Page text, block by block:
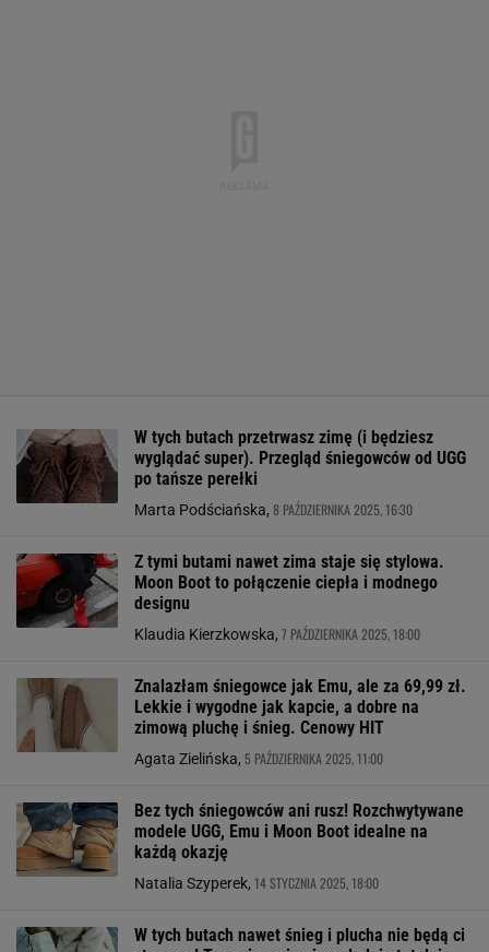
W tych butach przetrwasz zimę (i będziesz
wyglądać super). Przegląd śniegowców od UGG
po tańsze perełki
Marta Podściańska, 8 PAŹDZIERNIKA 2025, 16:30
Z tymi butami nawet zima staje się stylowa.
Moon Boot to połączenie ciepła i modnego
designu
Klaudia Kierzkowska, 7 PAŹDZIERNIKA 2025, 18:00
Znalazłam śniegowce jak Emu, ale za 69,99 zł.
Lekkie i wygodne jak kapcie, a dobre na
zimową pluchę i śnieg. Cenowy HIT
Agata Zielińska, 5 PAŹDZIERNIKA 2025, 11:00
Bez tych śniegowców ani rusz! Rozchwytywane
modele UGG, Emu i Moon Boot idealne na
każdą okazję
Natalia Szyperek, 14 STYCZNIA 2025, 18:00
W tych butach nawet śnieg i plucha nie będą ci